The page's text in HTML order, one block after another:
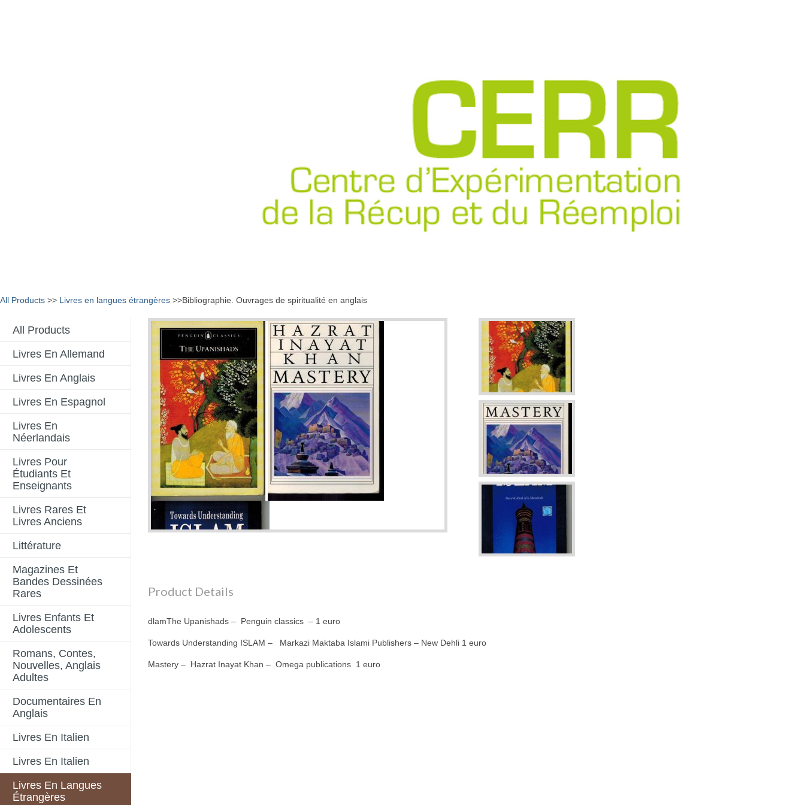
All Products >> Livres en langues étrangères >>Bibliographie. Ouvrages de spiritualité en anglais
All Products
Livres En Allemand
Livres En Anglais
Livres En Espagnol
Livres En
Néerlandais
Livres Pour
Étudiants Et
Enseignants
Livres Rares Et
Livres Anciens
Littérature
Magazines Et
Bandes Dessinées
Rares
Livres Enfants Et
Adolescents
Romans, Contes,
Nouvelles, Anglais
Adultes
Documentaires En
Anglais
Livres En Italien
Livres En Italien
Livres En Langues
Étrangères
Product Details
dlamThe Upanishads – Penguin classics – 1 euro
Towards Understanding ISLAM – Markazi Maktaba Islami Publishers – New Dehli 1 euro
Mastery – Hazrat Inayat Khan – Omega publications 1 euro